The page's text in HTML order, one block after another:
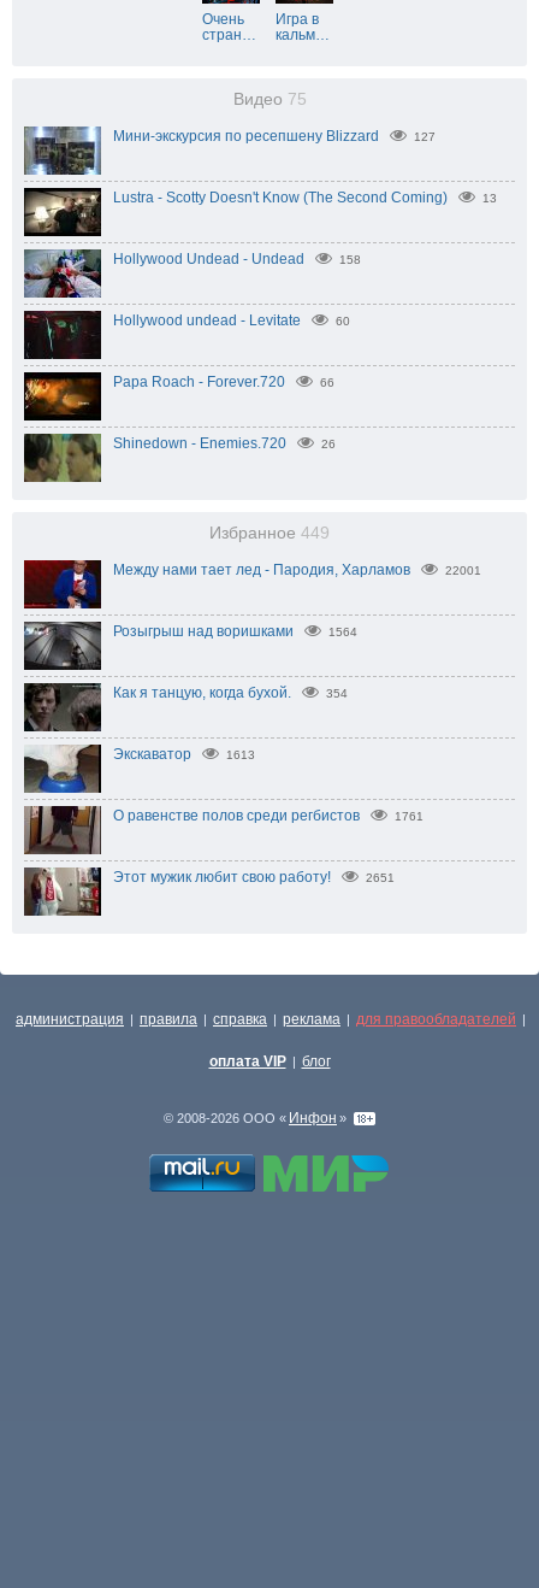
Очень
стран…
Игра в
кальм…
Видео 75
Мини-экскурсия по ресепшену Blizzard 127
Lustra - Scotty Doesn't Know (The Second Coming) 13
Hollywood Undead - Undead 158
Hollywood undead - Levitate 60
Papa Roach - Forever.720 66
Shinedown - Enemies.720 26
Избранное 449
Между нами тает лед - Пародия, Харламов 22001
Розыгрыш над воришками 1564
Как я танцую, когда бухой. 354
Экскаватор 1613
О равенстве полов среди регбистов 1761
Этот мужик любит свою работу! 2651
администрация | правила | справка | реклама | для правообладателей |
оплата VIP | блог
© 2008-2026 ООО « Инфон »